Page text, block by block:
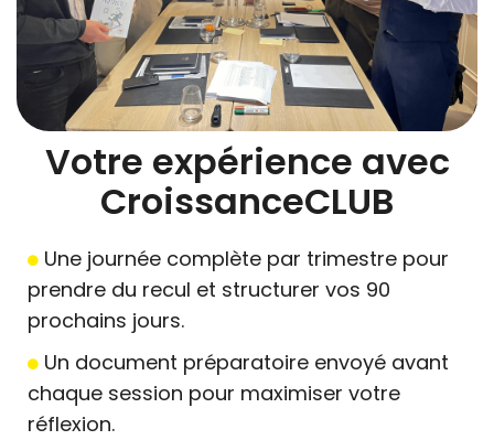
Votre expérience avec
CroissanceCLUB
Une journée complète par trimestre pour
prendre du recul et structurer vos 90
prochains jours.
Un document préparatoire envoyé avant
chaque session pour maximiser votre
réflexion.